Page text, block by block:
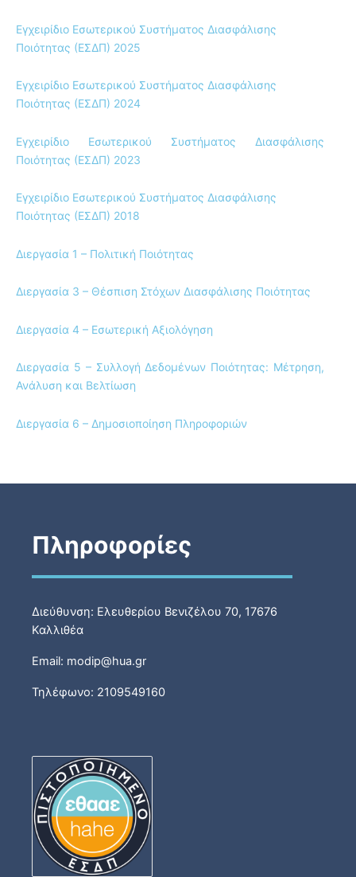
Εγχειρίδιο Εσωτερικού Συστήματος Διασφάλισης
Ποιότητας (ΕΣΔΠ) 2025
Εγχειρίδιο Εσωτερικού Συστήματος Διασφάλισης
Ποιότητας (ΕΣΔΠ) 2024
Εγχειρίδιο Εσωτερικού Συστήματος Διασφάλισης
Ποιότητας (ΕΣΔΠ) 2023
Εγχειρίδιο Εσωτερικού Συστήματος Διασφάλισης
Ποιότητας (ΕΣΔΠ) 2018
Διεργασία 1 – Πολιτική Ποιότητας
Διεργασία 3 – Θέσπιση Στόχων Διασφάλισης Ποιότητας
Διεργασία 4 – Εσωτερική Αξιολόγηση
Διεργασία 5 – Συλλογή Δεδομένων Ποιότητας: Μέτρηση,
Ανάλυση και Βελτίωση
Διεργασία 6 – Δημοσιοποίηση Πληροφοριών
Πληροφορίες
Διεύθυνση: Ελευθερίου Βενιζέλου 70, 17676
Καλλιθέα
Email: modip@hua.gr
Τηλέφωνο: 2109549160